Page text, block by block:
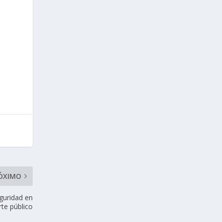
en
público